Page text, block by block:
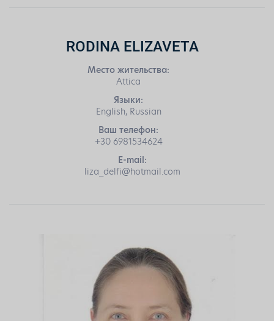
RODINA ELIZAVETA
Место жительства:
Attica
Языки:
English, Russian
Ваш телефон:
+30 6981534624
E-mail:
liza_delfi@hotmail.com